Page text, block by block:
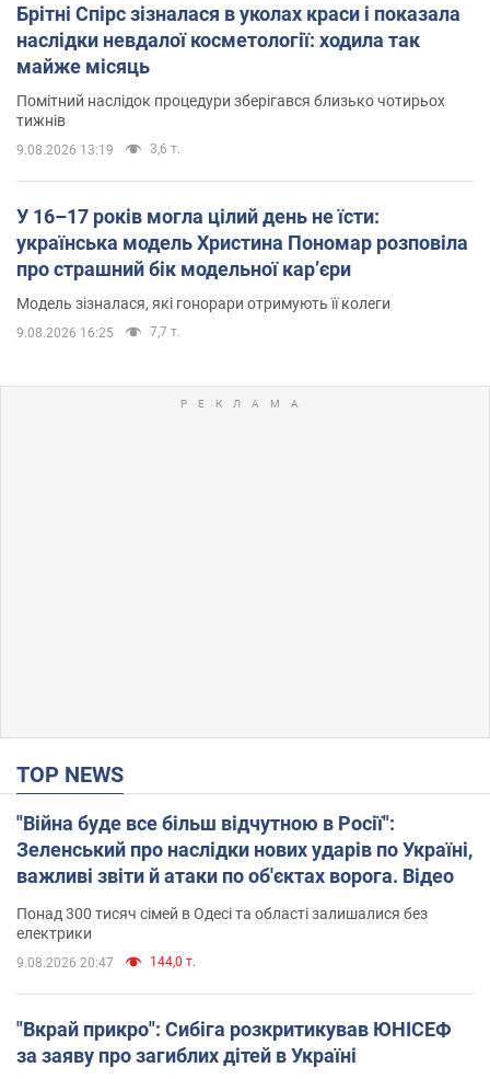
Брітні Спірс зізналася в уколах краси і показала
наслідки невдалої косметології: ходила так
майже місяць
Помітний наслідок процедури зберігався близько чотирьох
тижнів
9.08.2026 13:19 3,6 т.
У 16–17 років могла цілий день не їсти:
українська модель Христина Пономар розповіла
про страшний бік модельної кар’єри
Модель зізналася, які гонорари отримують її колеги
9.08.2026 16:25 7,7 т.
TOP NEWS
"Війна буде все більш відчутною в Росії":
Зеленський про наслідки нових ударів по Україні,
важливі звіти й атаки по об'єктах ворога. Відео
Понад 300 тисяч сімей в Одесі та області залишалися без
електрики
9.08.2026 20:47 144,0 т.
"Вкрай прикро": Сибіга розкритикував ЮНІСЕФ
за заяву про загиблих дітей в Україні